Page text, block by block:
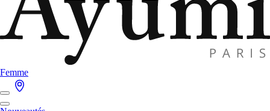
Femme